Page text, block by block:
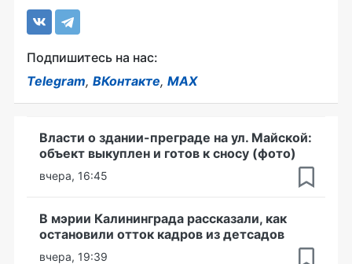
Подпишитесь на нас:
Telegram, ВКонтакте, MAX
Власти о здании-преграде на ул. Майской:
объект выкуплен и готов к сносу (фото)
вчера, 16:45
В мэрии Калининграда рассказали, как
остановили отток кадров из детсадов
вчера, 19:39